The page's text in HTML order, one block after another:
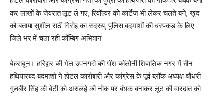
कर लाखों के जेवरात लूट ले गए, रिवॉल्वर को कार्टेज भी लेकर चलते बने, खुद
को बताया सुशील राठी गिरोह का सदस्य, पुलिस बदमाशों की धरपकड़ के लिए
जिले भर में चला रही कॉम्बिंग अभियान
देहरादून। हरिद्वार की भेल उपनगरी की पॉश कॉलोनी शिवालिक नगर में तीन
हथियारबंद बदमाशों ने होटल कारोबारी और कांग्रेस के पूर्व ब्लॉक अध्यक्ष चौधरी
गुलबीर सिंह की बेटी को असलहे की नोक पर बंधक बनाकर लूट की वारदात को